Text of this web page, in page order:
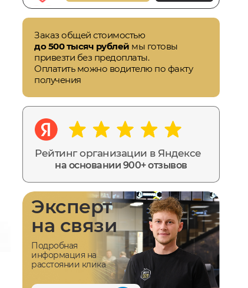
Заказ общей стоимостью
до 500 тысяч рублей мы готовы
привезти без предоплаты.
Оплатить можно водителю по факту
получения
Рейтинг организации в Яндексе
на основании 900+ отзывов
Эксперт
на связи
Подробная
информация на
расстоянии клика